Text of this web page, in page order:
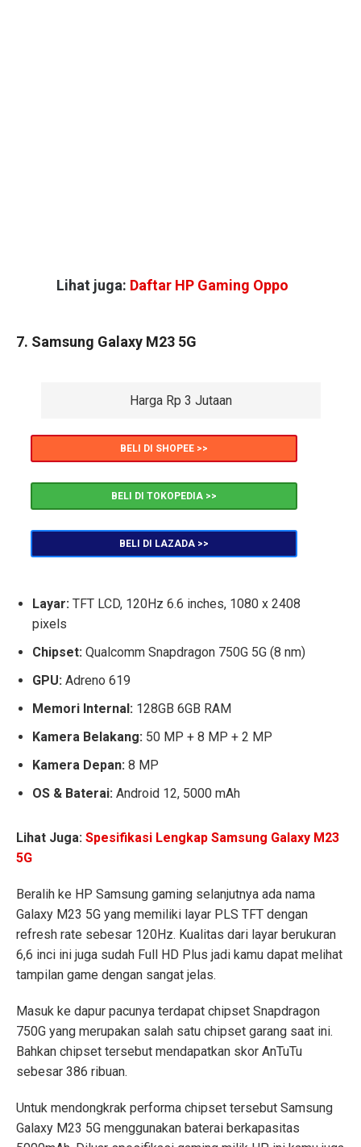
Lihat juga: Daftar HP Gaming Oppo
7. Samsung Galaxy M23 5G
Harga Rp 3 Jutaan
BELI DI SHOPEE >>
BELI DI TOKOPEDIA >>
BELI DI LAZADA >>
Layar: TFT LCD, 120Hz 6.6 inches, 1080 x 2408
pixels
Chipset: Qualcomm Snapdragon 750G 5G (8 nm)
GPU: Adreno 619
Memori Internal: 128GB 6GB RAM
Kamera Belakang: 50 MP + 8 MP + 2 MP
Kamera Depan: 8 MP
OS & Baterai: Android 12, 5000 mAh
Lihat Juga: Spesifikasi Lengkap Samsung Galaxy M23
5G
Beralih ke HP Samsung gaming selanjutnya ada nama
Galaxy M23 5G yang memiliki layar PLS TFT dengan
refresh rate sebesar 120Hz. Kualitas dari layar berukuran
6,6 inci ini juga sudah Full HD Plus jadi kamu dapat melihat
tampilan game dengan sangat jelas.
Masuk ke dapur pacunya terdapat chipset Snapdragon
750G yang merupakan salah satu chipset garang saat ini.
Bahkan chipset tersebut mendapatkan skor AnTuTu
sebesar 386 ribuan.
Untuk mendongkrak performa chipset tersebut Samsung
Galaxy M23 5G menggunakan baterai berkapasitas